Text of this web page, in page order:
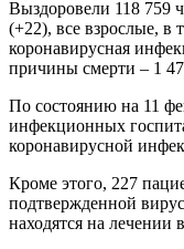
Выздоровели 118 759
(+22), все взрослые, в
коронавирусная
причины смерти – 1
По состоянию на 11
инфекционных
коронавирусной
Кроме этого, 227
подтвержденной
находятся на лечении